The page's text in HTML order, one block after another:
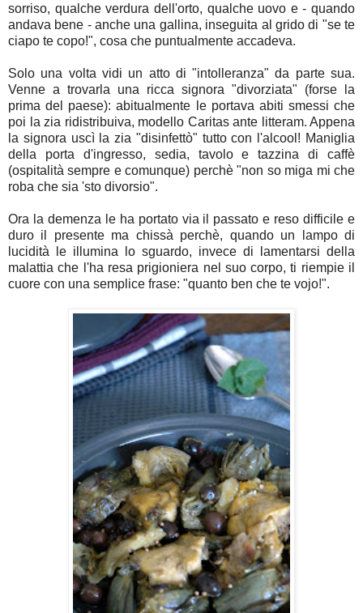
sorriso, qualche verdura dell'orto, qualche uovo e - quando
andava bene - anche una gallina, inseguita al grido di "se te
ciapo te copo!", cosa che puntualmente accadeva.
Solo una volta vidi un atto di "intolleranza" da parte sua.
Venne a trovarla una ricca signora "divorziata" (forse la
prima del paese): abitualmente le portava abiti smessi che
poi la zia ridistribuiva, modello Caritas ante litteram. Appena
la signora uscì la zia "disinfettò" tutto con l'alcool! Maniglia
della porta d'ingresso, sedia, tavolo e tazzina di caffè
(ospitalità sempre e comunque) perchè "non so miga mi che
roba che sia 'sto divorsio".
Ora la demenza le ha portato via il passato e reso difficile e
duro il presente ma chissà perchè, quando un lampo di
lucidità le illumina lo sguardo, invece di lamentarsi della
malattia che l'ha resa prigioniera nel suo corpo, ti riempie il
cuore con una semplice frase: "quanto ben che te vojo!".